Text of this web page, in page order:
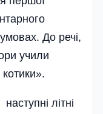
До речі,
учили
літні